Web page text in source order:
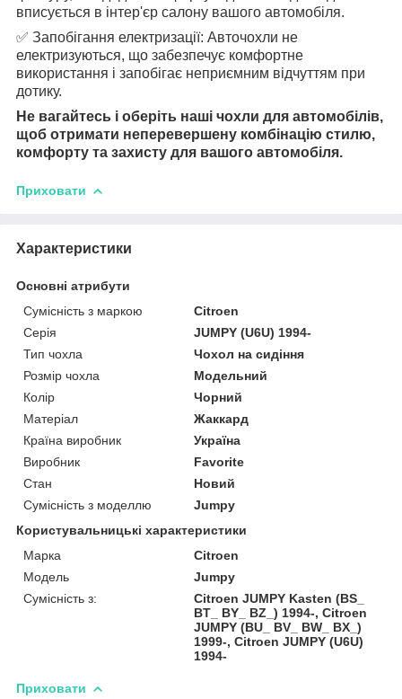
вписується в інтер'єр салону вашого автомобіля.
✅ Запобігання електризації: Авточохли не
електризуються, що забезпечує комфортне
використання і запобігає неприємним відчуттям при
дотику.
Не вагайтесь і оберіть наші чохли для автомобілів,
щоб отримати неперевершену комбінацію стилю,
комфорту та захисту для вашого автомобіля.
Приховати
Характеристики
Основні атрибути
Сумісність з маркою
Citroen
Серія
JUMPY (U6U) 1994-
Тип чохла
Чохол на сидіння
Розмір чохла
Модельний
Колір
Чорний
Матеріал
Жаккард
Країна виробник
Україна
Виробник
Favorite
Стан
Новий
Сумісність з моделлю
Jumpy
Користувальницькі характеристики
Марка
Citroen
Модель
Jumpy
Сумісність з:
Citroen JUMPY Kasten (BS_
BT_ BY_ BZ_) 1994-, Citroen
JUMPY (BU_ BV_ BW_ BX_)
1999-, Citroen JUMPY (U6U)
1994-
Приховати